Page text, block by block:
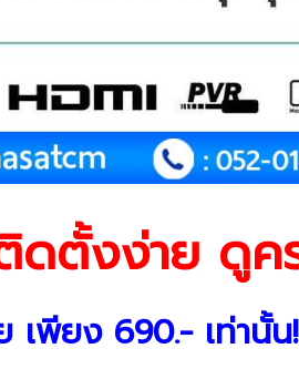
ตั้งง่าย ดูค
เพียง 690.- เท่านั้น